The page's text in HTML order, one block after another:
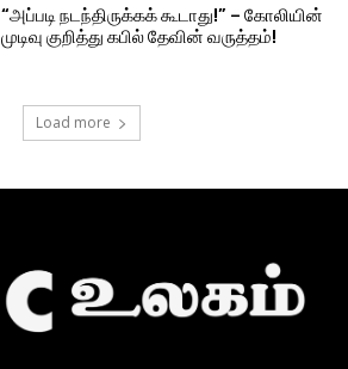
“அப்படி நடந்திருக்கக் கூடாது!” – கோலியின்
முடிவு குறித்து கபில் தேவின் வருத்தம்!
Load more